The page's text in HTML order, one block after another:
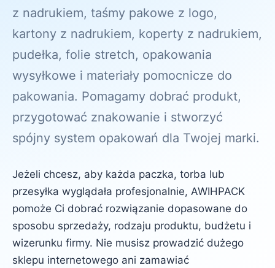
z nadrukiem, taśmy pakowe z logo,
kartony z nadrukiem, koperty z nadrukiem,
pudełka, folie stretch, opakowania
wysyłkowe i materiały pomocnicze do
pakowania. Pomagamy dobrać produkt,
przygotować znakowanie i stworzyć
spójny system opakowań dla Twojej marki.
Jeżeli chcesz, aby każda paczka, torba lub
przesyłka wyglądała profesjonalnie, AWIHPACK
pomoże Ci dobrać rozwiązanie dopasowane do
sposobu sprzedaży, rodzaju produktu, budżetu i
wizerunku firmy. Nie musisz prowadzić dużego
sklepu internetowego ani zamawiać